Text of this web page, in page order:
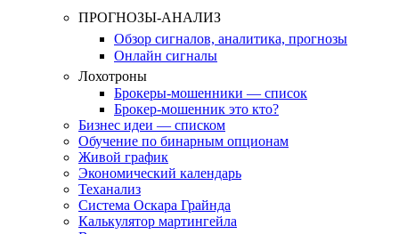
ПРОГНОЗЫ-АНАЛИЗ
Обзор сигналов, аналитика, прогнозы
Онлайн сигналы
Лохотроны
Брокеры-мошенники — список
Брокер-мошенник это кто?
Бизнес идеи — списком
Обучение по бинарным опционам
Живой график
Экономический календарь
Теханализ
Система Оскара Грайнда
Калькулятор мартингейла